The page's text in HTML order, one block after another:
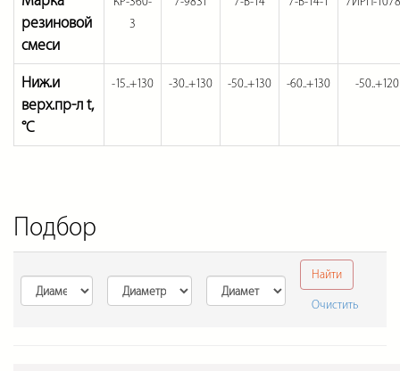
резиновой
смеси
3
Ниж.и
верх.пр-л t,
°С
-15..+130 -30..+130 -50..+130 -60..+130 -50..+120
Подбор
Найти
Очистить